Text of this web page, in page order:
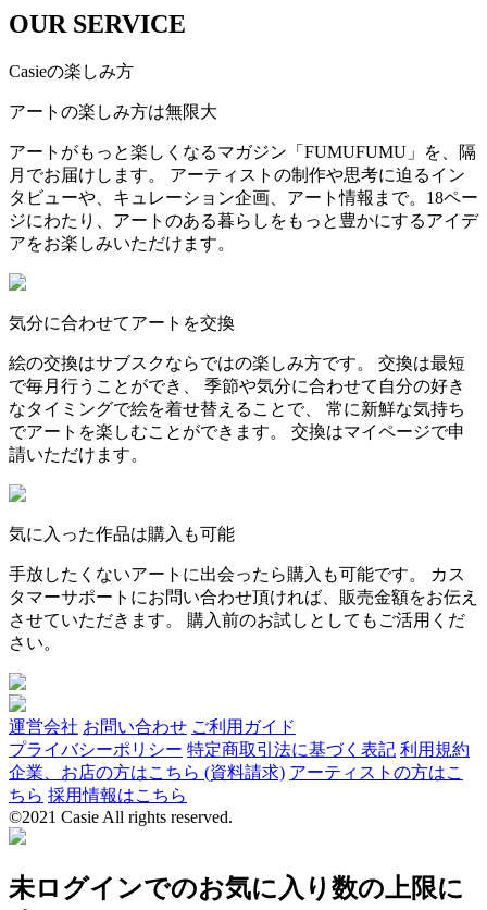
OUR SERVICE
Casieの楽しみ方
アートの楽しみ方は無限大
アートがもっと楽しくなるマガジン「FUMUFUMU」を、隔
月でお届けします。 アーティストの制作や思考に迫るイン
タビューや、キュレーション企画、アート情報まで。18ペー
ジにわたり、アートのある暮らしをもっと豊かにするアイデ
アをお楽しみいただけます。
気分に合わせてアートを交換
絵の交換はサブスクならではの楽しみ方です。 交換は最短
で毎月行うことができ、 季節や気分に合わせて自分の好き
なタイミングで絵を着せ替えることで、 常に新鮮な気持ち
でアートを楽しむことができます。 交換はマイページで申
請いただけます。
気に入った作品は購入も可能
手放したくないアートに出会ったら購入も可能です。 カス
タマーサポートにお問い合わせ頂ければ、販売金額をお伝え
させていただきます。 購入前のお試しとしてもご活用くだ
さい。
運営会社 お問い合わせ ご利用ガイド
プライバシーポリシー 特定商取引法に基づく表記 利用規約
企業、お店の方はこちら (資料請求) アーティストの方はこ
ちら 採用情報はこちら
©2021 Casie All rights reserved.
未ログインでのお気に入り数の上限に